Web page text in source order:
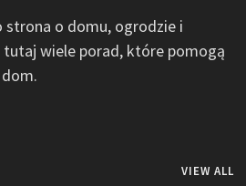
o domu, ogrodzie i
tutaj wiele porad, które pomogą
VIEW ALL